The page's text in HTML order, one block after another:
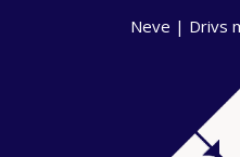
Neve | Drivs